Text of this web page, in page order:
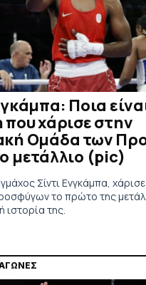
Ποια
που χάρισε στην
Ομάδα των
μετάλλιο (pic)
Σίντι Ενγκάμπα,
το πρώτο της
ιστορία της.